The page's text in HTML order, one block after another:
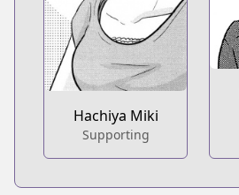
Hachiya Miki
Supporting